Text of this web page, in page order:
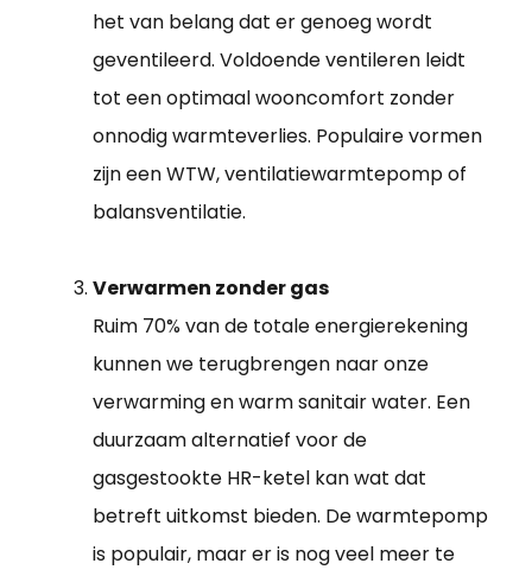
het van belang dat er genoeg wordt
geventileerd. Voldoende ventileren leidt
tot een optimaal wooncomfort zonder
onnodig warmteverlies. Populaire vormen
zijn een WTW, ventilatiewarmtepomp of
balansventilatie.
Verwarmen zonder gas
Ruim 70% van de totale energierekening
kunnen we terugbrengen naar onze
verwarming en warm sanitair water. Een
duurzaam alternatief voor de
gasgestookte HR-ketel kan wat dat
betreft uitkomst bieden. De warmtepomp
is populair, maar er is nog veel meer te